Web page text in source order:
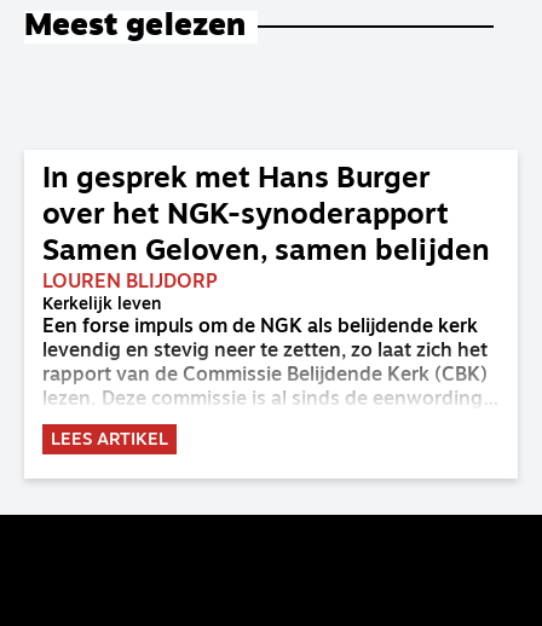
Meest gelezen
In gesprek met Hans Burger
over het NGK-synoderapport
Samen Geloven, samen belijden
LOUREN BLIJDORP
Kerkelijk leven
Een forse impuls om de NGK als belijdende kerk
levendig en stevig neer te zetten, zo laat zich het
rapport van de Commissie Belijdende Kerk (CBK)
lezen. Deze commissie is al sinds de eenwording
van de GKv en NGK actief en kreeg van de
synode van Deventer in 2023 de opdracht om
belijdenis en bij te dragen aan de verlevendiging
LEES ARTIKEL